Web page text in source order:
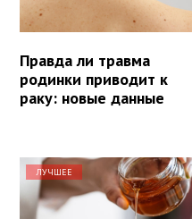
Правда ли травма
родинки приводит к
раку: новые данные
ЛУЧШЕЕ